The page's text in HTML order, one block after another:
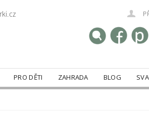
PRO DĚTI ZAHRADA BLOG